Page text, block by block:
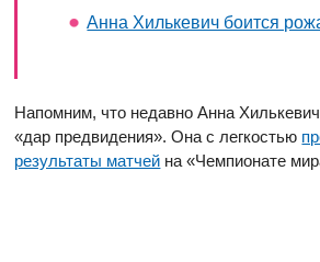
Анна Хилькевич боится
Напомним, что недавно Анна
«дар предвидения». Она с легкостью
результаты матчей на «Чемпионате